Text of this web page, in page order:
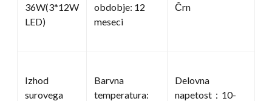
36W(3*12W
LED)
obdobje: 12
meseci
Črn
Izhod
surovega
Barvna
temperatura:
Delovna
napetost：10-